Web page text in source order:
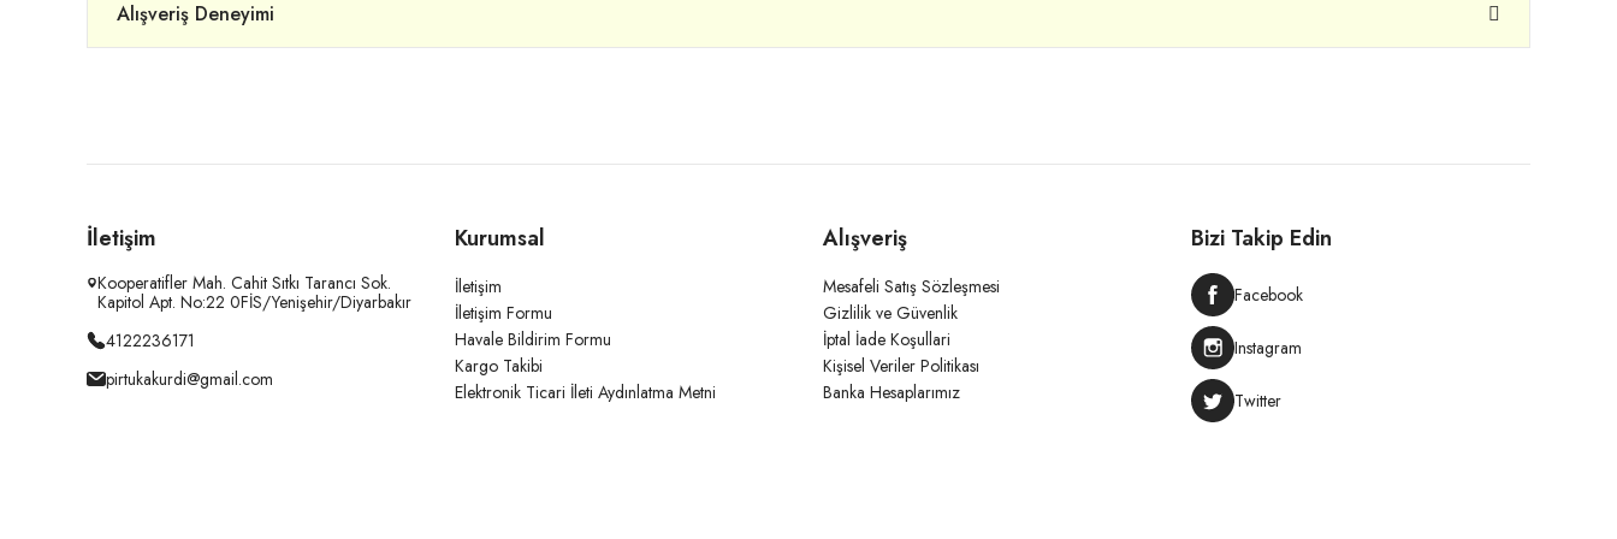
Alışveriş Deneyimi
İletişim
Kooperatifler Mah. Cahit Sıtkı Tarancı Sok.
Kapitol Apt. No:22 0FİS/Yenişehir/Diyarbakır
4122236171
pirtukakurdi@gmail.com
Kurumsal
İletişim
İletişim Formu
Havale Bildirim Formu
Kargo Takibi
Elektronik Ticari İleti Aydınlatma Metni
Alışveriş
Mesafeli Satış Sözleşmesi
Gizlilik ve Güvenlik
İptal İade Koşullari
Kişisel Veriler Politikası
Banka Hesaplarımız
Bizi Takip Edin
Facebook
Instagram
Twitter